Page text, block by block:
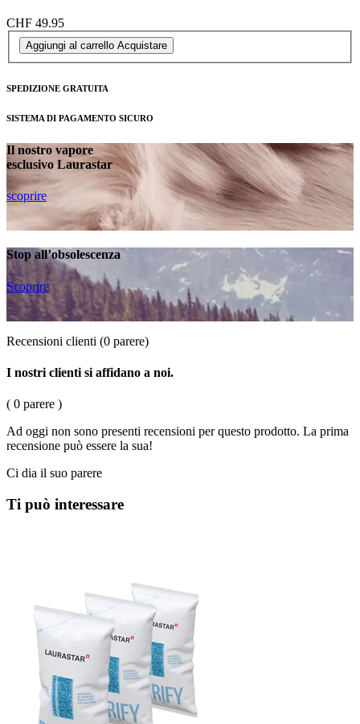
CHF 49.95
Aggiungi al carrello Acquistare
SPEDIZIONE GRATUITA
SISTEMA DI PAGAMENTO SICURO
Il nostro vapore
esclusivo Laurastar
scoprire
Stop all’obsolescenza
Scoprire
Recensioni clienti (0 parere)
I nostri clienti si affidano a noi.
( 0 parere )
Ad oggi non sono presenti recensioni per questo prodotto. La prima
recensione può essere la sua!
Ci dia il suo parere
Ti può interessare